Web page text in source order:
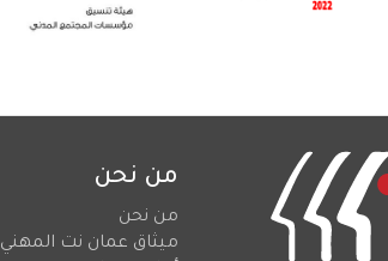
من نحن
من نحن
ميثاق عمان نت المهني